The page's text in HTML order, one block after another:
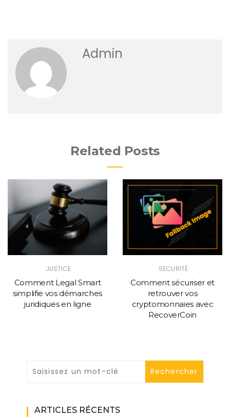
Admin
Related Posts
JUSTICE
Comment Legal Smart
simplifie vos démarches
juridiques en ligne
SECURITÉ
Comment sécuriser et
retrouver vos
cryptomonnaies avec
RecoverCoin
ARTICLES RÉCENTS